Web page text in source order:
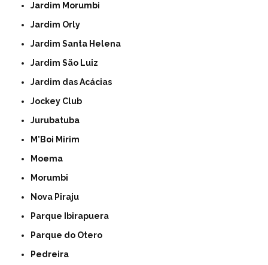
Jardim Morumbi
Jardim Orly
Jardim Santa Helena
Jardim São Luiz
Jardim das Acácias
Jockey Club
Jurubatuba
M'Boi Mirim
Moema
Morumbi
Nova Piraju
Parque Ibirapuera
Parque do Otero
Pedreira